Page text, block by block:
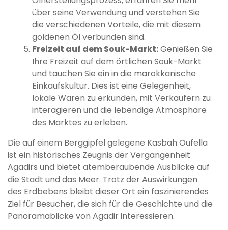
über seine Verwendung und verstehen Sie
die verschiedenen Vorteile, die mit diesem
goldenen Öl verbunden sind.
Freizeit auf dem Souk-Markt:Genießen Sie
Ihre Freizeit auf dem örtlichen Souk-Markt
und tauchen Sie ein in die marokkanische
Einkaufskultur. Dies ist eine Gelegenheit,
lokale Waren zu erkunden, mit Verkäufern zu
interagieren und die lebendige Atmosphäre
des Marktes zu erleben.
Die auf einem Berggipfel gelegene Kasbah Oufella
ist ein historisches Zeugnis der Vergangenheit
Agadirs und bietet atemberaubende Ausblicke auf
die Stadt und das Meer. Trotz der Auswirkungen
des Erdbebens bleibt dieser Ort ein faszinierendes
Ziel für Besucher, die sich für die Geschichte und die
Panoramablicke von Agadir interessieren.